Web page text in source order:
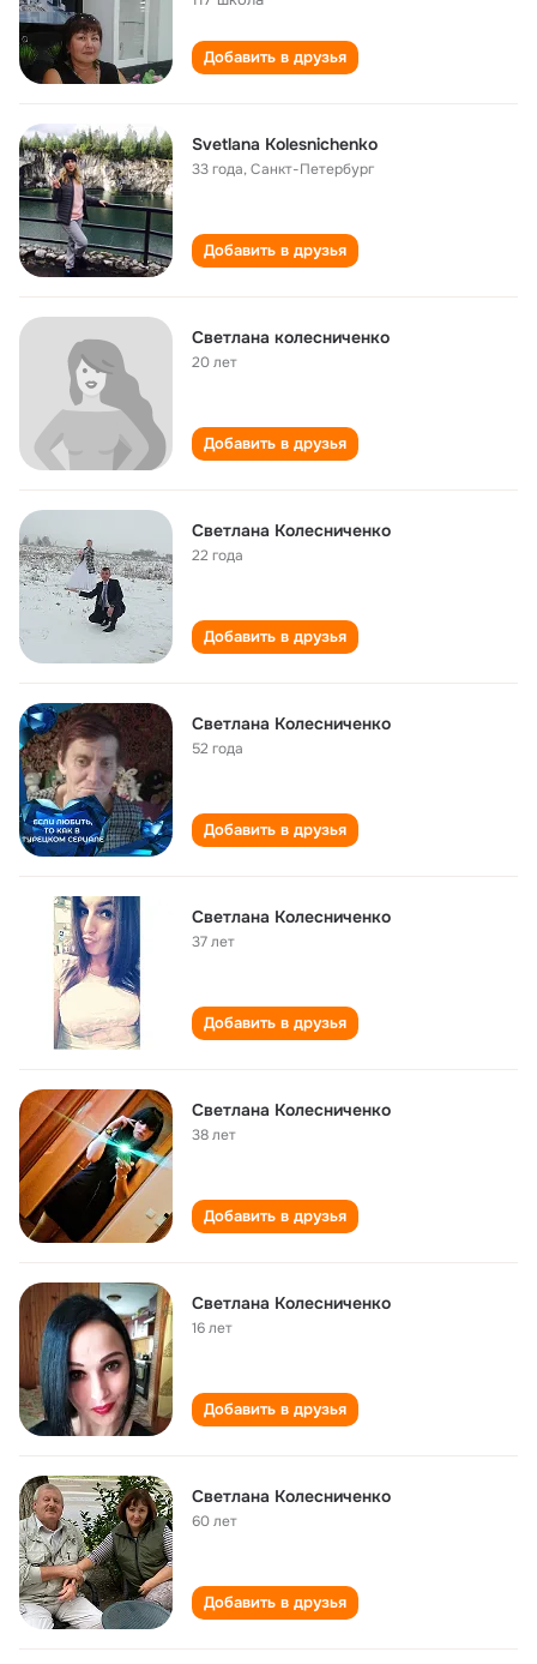
Добавить в друзья
Svetlana Kolesnichenko
33 года,Санкт-Петербург
Добавить в друзья
Светлана колесниченко
20 лет
Добавить в друзья
Светлана Колесниченко
22 года
Добавить в друзья
Светлана Колесниченко
52 года
Добавить в друзья
Светлана Колесниченко
37 лет
Добавить в друзья
Светлана Колесниченко
38 лет
Добавить в друзья
Светлана Колесниченко
16 лет
Добавить в друзья
Светлана Колесниченко
60 лет
Добавить в друзья